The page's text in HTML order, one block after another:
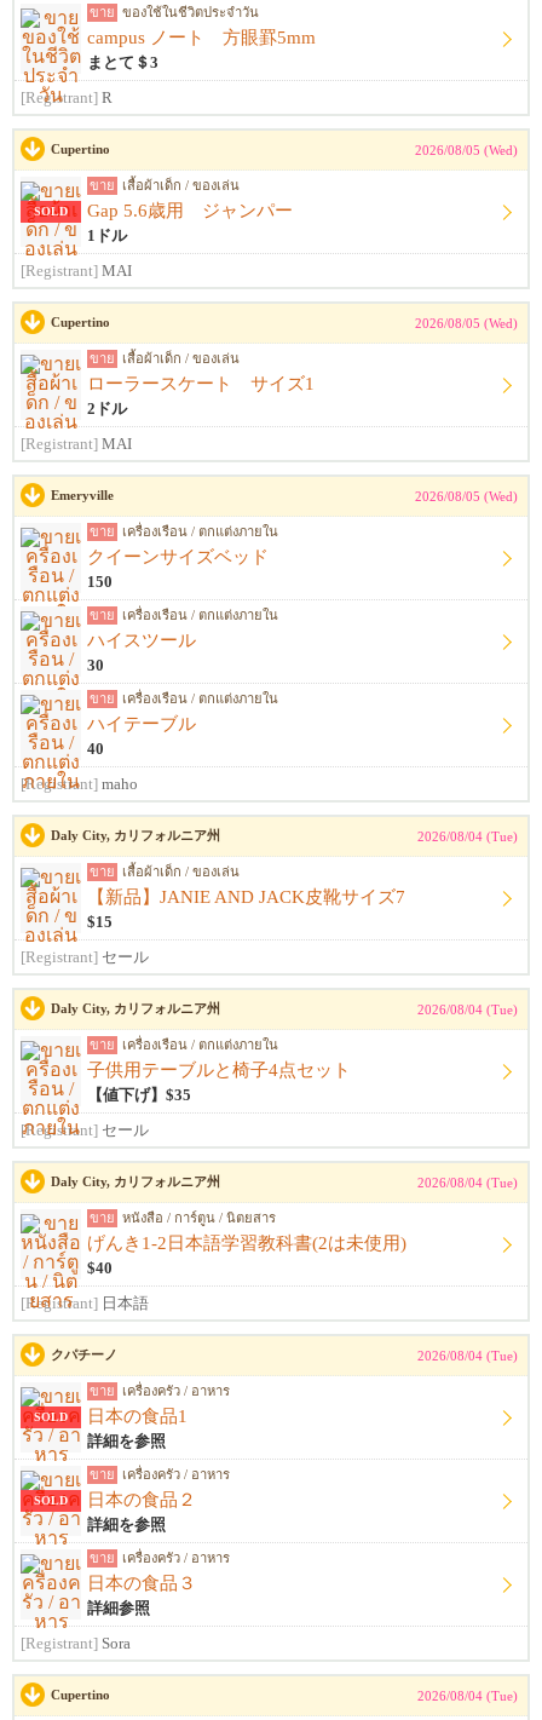
ขาย ของใช้ในชีวิตประจำวัน
campus ノート 方眼罫5mm
まとて＄3
[Registrant] R
Cupertino 2026/08/05 (Wed)
SOLD
ขาย เสื้อผ้าเด็ก / ของเล่น
Gap 5.6歳用 ジャンパー
1ドル
[Registrant] MAI
Cupertino 2026/08/05 (Wed)
ขาย เสื้อผ้าเด็ก / ของเล่น
ローラースケート サイズ1
2ドル
[Registrant] MAI
Emeryville 2026/08/05 (Wed)
ขาย เครื่องเรือน / ตกแต่งภายใน
クイーンサイズベッド
150
ขาย เครื่องเรือน / ตกแต่งภายใน
ハイスツール
30
ขาย เครื่องเรือน / ตกแต่งภายใน
ハイテーブル
40
[Registrant] maho
Daly City, カリフォルニア州 2026/08/04 (Tue)
ขาย เสื้อผ้าเด็ก / ของเล่น
【新品】JANIE AND JACK皮靴サイズ7
$15
[Registrant] セール
Daly City, カリフォルニア州 2026/08/04 (Tue)
ขาย เครื่องเรือน / ตกแต่งภายใน
子供用テーブルと椅子4点セット
【値下げ】$35
[Registrant] セール
Daly City, カリフォルニア州 2026/08/04 (Tue)
ขาย หนังสือ / การ์ตูน / นิตยสาร
げんき1-2日本語学習教科書(2は未使用)
$40
[Registrant] 日本語
クパチーノ 2026/08/04 (Tue)
SOLD
ขาย เครื่องครัว / อาหาร
日本の食品1
詳細を参照
SOLD
ขาย เครื่องครัว / อาหาร
日本の食品２
詳細を参照
ขาย เครื่องครัว / อาหาร
日本の食品３
詳細参照
[Registrant] Sora
Cupertino 2026/08/04 (Tue)